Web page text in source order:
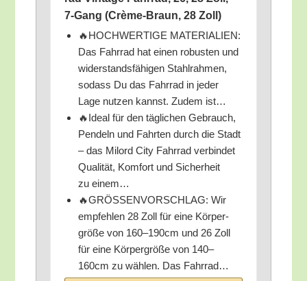
7‑Gang (Crè­me-Braun, 28 Zoll)
🔥HOCHWERTIGE MATERIALIEN:
Das Fahr­rad hat einen robus­ten und
wider­stands­fä­hi­gen Stahl­rah­men,
sodass Du das Fahr­rad in jeder
Lage nut­zen kannst. Zudem ist…
🔥Ide­al für den täg­li­chen Gebrauch,
Pen­deln und Fahr­ten durch die Stadt
– das Mil­ord City Fahr­rad ver­bin­det
Qua­li­tät, Kom­fort und Sicher­heit
zu einem…
🔥GRÖSSENVORSCHLAG: Wir
emp­feh­len 28 Zoll für eine Kör­per­
grö­ße von 160–190cm und 26 Zoll
für eine Kör­per­grö­ße von 140–
160cm zu wäh­len. Das Fahrrad…